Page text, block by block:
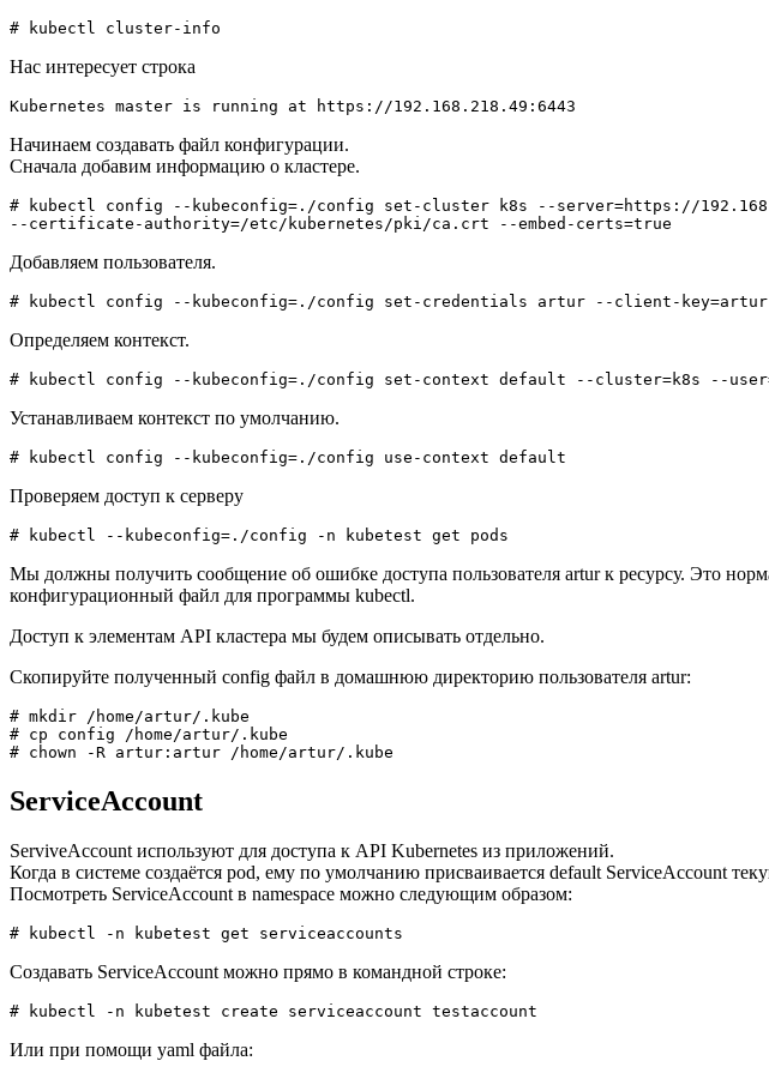
# kubectl cluster-info
Нас интересует строка
Kubernetes master is running at https://192.168.218.49:6443
Начинаем создавать файл конфигурации.
Сначала добавим информацию о кластере.
# kubectl config --kubeconfig=./config set-cluster k8s --server=https://
--certificate-authority=/etc/kubernetes/pki/ca.crt --embed-certs=true
Добавляем пользователя.
# kubectl config --kubeconfig=./config set-credentials artur --client-
Определяем контекст.
# kubectl config --kubeconfig=./config set-context default --cluster=k8s --
Устанавливаем контекст по умолчанию.
# kubectl config --kubeconfig=./config use-context default
Проверяем доступ к серверу
# kubectl --kubeconfig=./config -n kubetest get pods
Мы должны получить сообщение об ошибке доступа пользователя artur к ресурсу. Это
конфигурационный файл для программы kubectl.
Доступ к элементам API кластера мы будем описывать отдельно.
Скопируйте полученный config файл в домашнюю директорию пользователя artur:
# mkdir /home/artur/.kube
# cp config /home/artur/.kube
# chown -R artur:artur /home/artur/.kube
ServiceAccount
ServiveAccount используют для доступа к API Kubernetes из приложений.
Когда в системе создаётся pod, ему по умолчанию присваивается default ServiceAccount
Посмотреть ServiceAccount в namespace можно следующим образом:
# kubectl -n kubetest get serviceaccounts
Создавать ServiceAccount можно прямо в командной строке:
# kubectl -n kubetest create serviceaccount testaccount
Или при помощи yaml файла: